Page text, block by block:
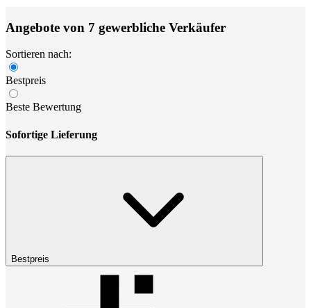
Angebote von 7 gewerbliche Verkäufer
Sortieren nach:
Bestpreis
Beste Bewertung
Sofortige Lieferung
Bestpreis